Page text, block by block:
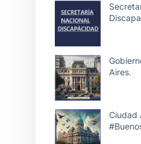
Aires.
Ciudad